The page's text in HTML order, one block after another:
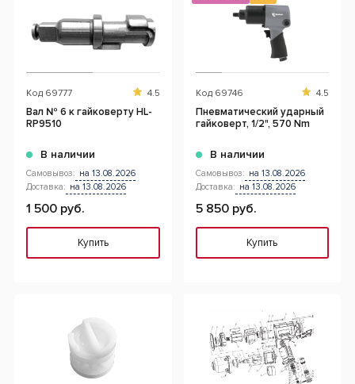
Код 69777 4.5
Вал № 6 к гайковерту HL-
RP9510
В наличии
Самовывоз: на 13.08.2026
Доставка: на 13.08.2026
1 500 руб.
Купить
Код 69746 4.5
Пневматический ударный
гайковерт, 1/2", 570 Nm
В наличии
Самовывоз: на 13.08.2026
Доставка: на 13.08.2026
5 850 руб.
Купить